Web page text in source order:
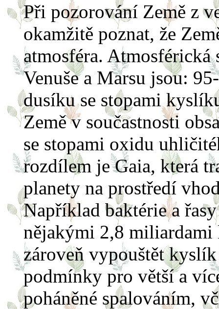
Při pozorování Země z
okamžitě poznat, že
atmosféra.
Venuše a Marsu jsou:
dusíku se stopami
Země v součastnosti
se stopami oxidu
rozdílem je Gaia, která
planety na prostředí
Například baktérie a
nějakými 2,8
zároveň vypouštět
podmínky pro větší a
poháněné spalováním,